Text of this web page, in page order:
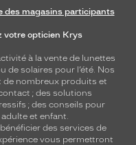
des magasins participants
votre opticien Krys
à la vente de lunettes
de solaires pour l’été. Nos
de nombreux produits et
; des solutions
; des conseils pour
et enfant.
des services de
vous permettront